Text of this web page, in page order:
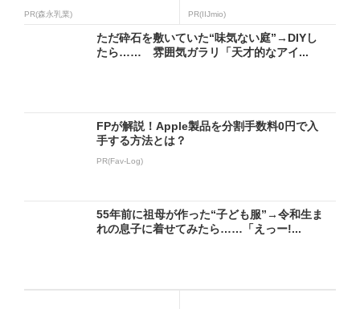
PR(森永乳業) PR(IIJmio)
ただ砕石を敷いていた“味気ない庭”→DIYし
たら…… 雰囲気ガラリ「天才的なアイ...
FPが解説！Apple製品を分割手数料0円で入
手する方法とは？
PR(Fav-Log)
55年前に祖母が作った“子ども服”→令和生ま
れの息子に着せてみたら……「えっー!...